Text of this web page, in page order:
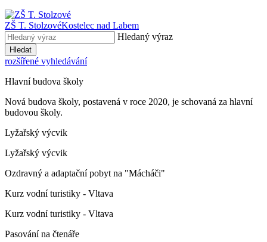
ZŠ T. StolzovéKostelec nad Labem
Hledaný výraz
Hledat
rozšířené vyhledávání
Hlavní budova školy
Nová budova školy, postavená v roce 2020, je schovaná za hlavní
budovou školy.
Lyžařský výcvik
Lyžařský výcvik
Ozdravný a adaptační pobyt na "Mácháči"
Kurz vodní turistiky - Vltava
Kurz vodní turistiky - Vltava
Pasování na čtenáře